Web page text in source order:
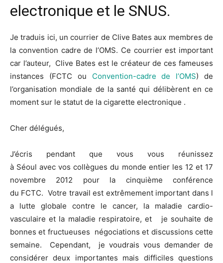
electronique et le SNUS.
Je traduis ici, un courrier de Clive Bates aux membres de
la convention cadre de l’OMS. Ce courrier est important
car l’auteur, Clive Bates est le créateur de ces fameuses
instances (FCTC ou Convention-cadre de l’OMS) de
l’organisation mondiale de la santé qui délibèrent en ce
moment sur le statut de la cigarette electronique .
Cher délégués,
J’écris pendant que vous vous réunissez
à Séoul avec vos collègues du monde entier les 12 et 17
novembre 2012 pour la cinquième conférence
du FCTC. Votre travail est extrêmement important dans l
a lutte globale contre le cancer, la maladie cardio-
vasculaire et la maladie respiratoire, et je souhaite de
bonnes et fructueuses négociations et discussions cette
semaine. Cependant, je voudrais vous demander de
considérer deux importantes mais difficiles questions